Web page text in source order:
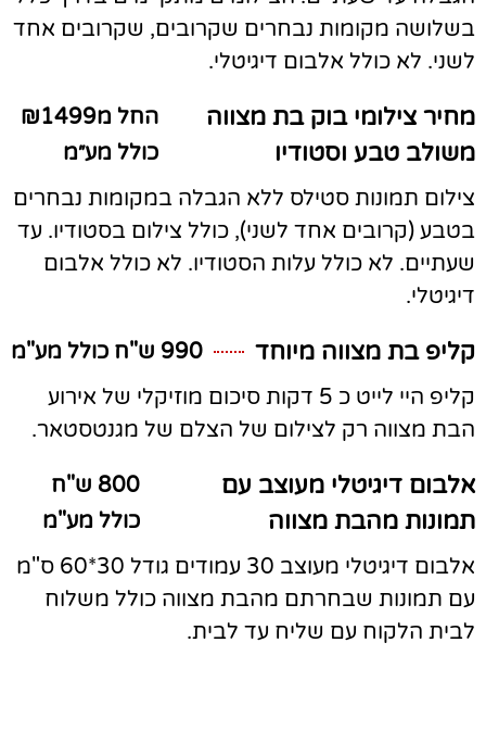
בשלושה מקומות נבחרים שקרובים, שקרובים אחד
לשני. לא כולל אלבום דיגיטלי.
מחיר צילומי בוק בת מצווה
משולב טבע וסטודיו
החל מ₪1499
כולל מע״מ
צילום תמונות סטילס ללא הגבלה במקומות נבחרים
בטבע (קרובים אחד לשני), כולל צילום בסטודיו. עד
שעתיים. לא כולל עלות הסטודיו. לא כולל אלבום
דיגיטלי.
קליפ בת מצווה מיוחד
990 ש"ח כולל מע"מ
קליפ היי לייט כ 5 דקות סיכום מוזיקלי של אירוע
הבת מצווה רק לצילום של הצלם של מגנטסטאר.
אלבום דיגיטלי מעוצב עם
תמונות מהבת מצווה
800 ש"ח
כולל מע"מ
אלבום דיגיטלי מעוצב 30 עמודים גודל 30*60 ס"מ
עם תמונות שבחרתם מהבת מצווה כולל משלוח
לבית הלקוח עם שליח עד לבית.